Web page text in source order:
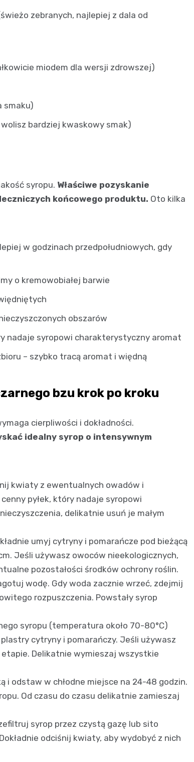
zebranych, najlepiej z dala od
miodem dla wersji zdrowszej)
smaku)
bardziej kwaskowy smak)
syropu. Właściwe pozyskanie
końcowego produktu. Oto kilka
w godzinach przedpołudniowych, gdy
o kremowobiałej barwie
obszarów
nadaje syropowi charakterystyczny aromat
– szybko tracą aromat i więdną
bzu krok po kroku
cierpliwości i dokładności.
idealny syrop o intensywnym
kwiaty z ewentualnych owadów i
pyłek, który nadaje syropowi
delikatnie usuń je małym
umyj cytryny i pomarańcze pod bieżącą
Jeśli używasz owoców nieekologicznych,
pozostałości środków ochrony roślin.
wodę. Gdy woda zacznie wrzeć, zdejmij
rozpuszczenia. Powstały syrop
syropu (temperatura około 70-80°C)
cytryny i pomarańczy. Jeśli używasz
Delikatnie wymieszaj wszystkie
i odstaw w chłodne miejsce na 24-48 godzin.
Od czasu do czasu delikatnie zamieszaj
syrop przez czystą gazę lub sito
odciśnij kwiaty, aby wydobyć z nich